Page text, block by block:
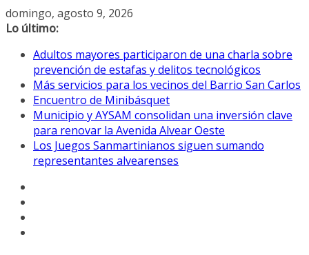
Saltar
al
domingo, agosto 9, 2026
Lo último:
Adultos mayores participaron de una charla sobre
prevención de estafas y delitos tecnológicos
Más servicios para los vecinos del Barrio San Carlos
Encuentro de Minibásquet
Municipio y AYSAM consolidan una inversión clave
para renovar la Avenida Alvear Oeste
Los Juegos Sanmartinianos siguen sumando
representantes alvearenses